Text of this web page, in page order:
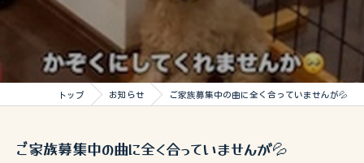
トップ お知らせ ご家族募集中の曲に全く合っていませんが💦
ご家族募集中の曲に全く合っていませんが💦